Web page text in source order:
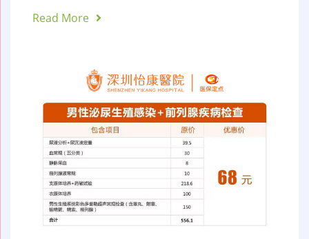
Read More